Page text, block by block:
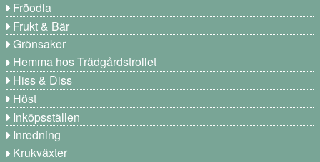
Fröodla
Frukt & Bär
Grönsaker
Hemma hos Trädgårdstrollet
Hiss & Diss
Höst
Inköpsställen
Inredning
Krukväxter